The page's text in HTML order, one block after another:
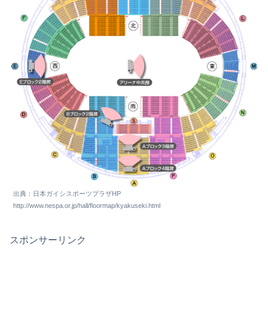
出典：日本ガイシスポーツプラザHP
http://www.nespa.or.jp/hall/floormap/kyakuseki.html
スポンサーリンク